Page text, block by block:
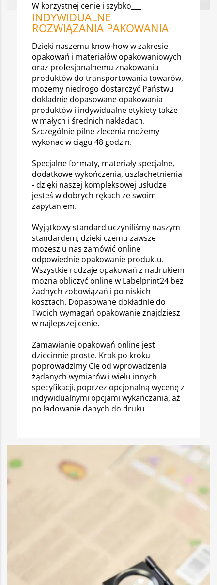
W korzystnej cenie i szybko___
INDYWIDUALNE
ROZWIĄZANIA PAKOWANIA
Dzięki naszemu know-how w zakresie
opakowań i materiałów opakowaniowych
oraz profesjonalnemu znakowaniu
produktów do transportowania towarów,
możemy niedrogo dostarczyć Państwu
dokładnie dopasowane opakowania
produktów i indywidualne etykiety także
w małych i średnich nakładach.
Szczególnie pilne zlecenia możemy
wykonać w ciągu 48 godzin.
Specjalne formaty, materiały specjalne,
dodatkowe wykończenia, uszlachetnienia
- dzięki naszej kompleksowej usłudze
jesteś w dobrych rękach ze swoim
zapytaniem.
Wyjątkowy standard uczyniliśmy naszym
standardem, dzięki czemu zawsze
możesz u nas zamówić online
odpowiednie opakowanie produktu.
Wszystkie rodzaje opakowań z nadrukiem
można obliczyć online w Labelprint24 bez
żadnych zobowiązań i po niskich
kosztach. Dopasowane dokładnie do
Twoich wymagań opakowanie znajdziesz
w najlepszej cenie.
Zamawianie opakowań online jest
dziecinnie proste. Krok po kroku
poprowadzimy Cię od wprowadzenia
żądanych wymiarów i wielu innych
specyfikacji, poprzez opcjonalną wycenę z
indywidualnymi opcjami wykańczania, aż
po ładowanie danych do druku.